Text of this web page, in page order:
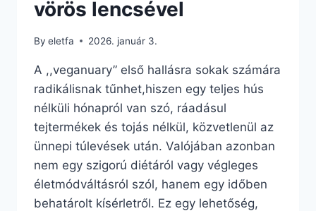
vörös lencsével
By eletfa 2026. január 3.
A ,,veganuary” első hallásra sokak számára
radikálisnak tűnhet,hiszen egy teljes hús
nélküli hónapról van szó, ráadásul
tejtermékek és tojás nélkül, közvetlenül az
ünnepi túlevések után. Valójában azonban
nem egy szigorú diétáról vagy végleges
életmódváltásról szól, hanem egy időben
behatárolt kísérletről. Ez egy lehetőség,